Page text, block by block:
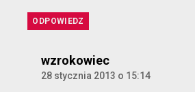
ODPOWIEDZ
wzrokowieckomentarz:
28 stycznia 2013 o 15:14